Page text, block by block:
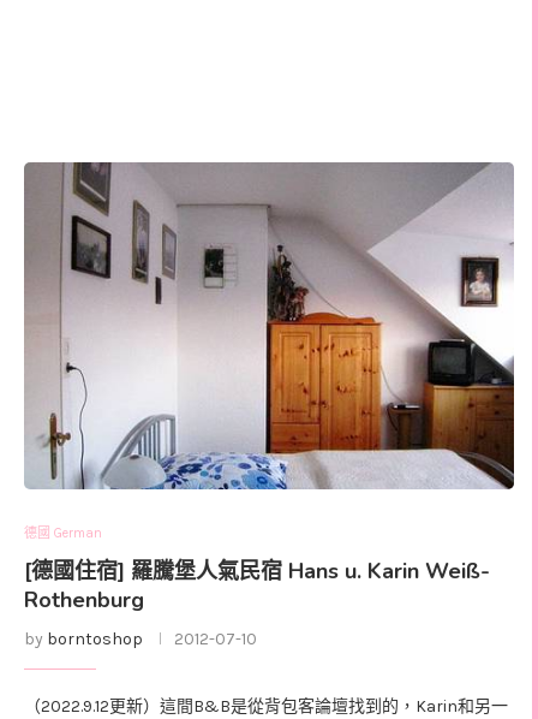
德國 German
[德國住宿] 羅騰堡人氣民宿 Hans u. Karin Weiß-
Rothenburg
by borntoshop 2012-07-10
（2022.9.12更新）這間B&B是從背包客論壇找到的，Karin和另一